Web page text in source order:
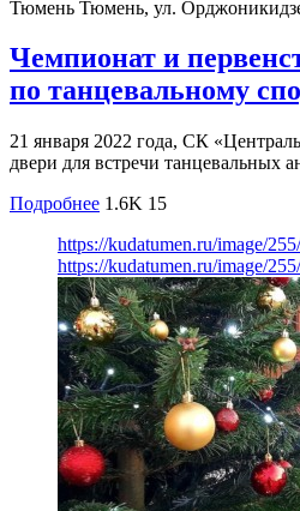
Тюмень Тюмень, ул.
Чемпионат и
по танцевальному
21 января 2022 года, СК
двери для встречи танцевальных
Подробнее 1.6K 15
https://kudatumen.ru/image/
https://kudatumen.ru/image/